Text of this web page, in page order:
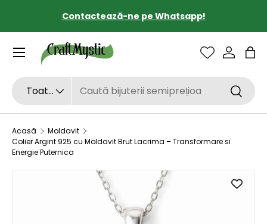
SARI LA CONȚINUT
Contactează-ne pe Whatsapp!
Căutare
Tipul de produs
Toate
Sac
Acasă
Moldavit
Colier Argint 925 cu Moldavit Brut Lacrima – Transformare si
Energie Puternica
SARI LA INFORMAȚIILE DESPRE PRODUS